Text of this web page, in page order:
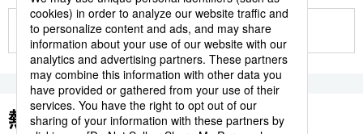
更多
熱門關鍵詞